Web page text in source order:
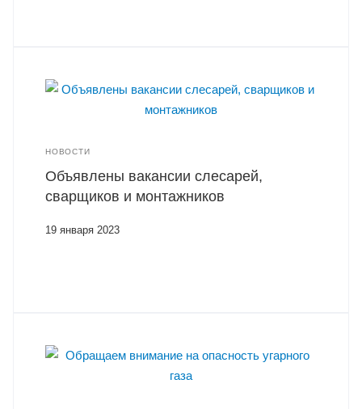
НОВОСТИ
Объявлены вакансии слесарей,
сварщиков и монтажников
19 января 2023